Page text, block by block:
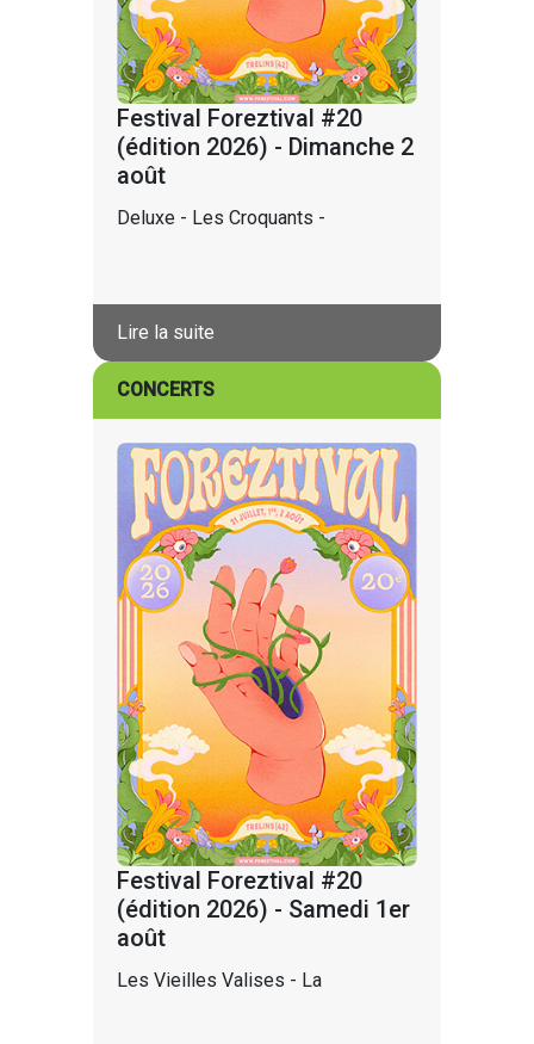
Festival Foreztival #20
(édition 2026) - Dimanche 2
août
Deluxe - Les Croquants -
Lire la suite
CONCERTS
Festival Foreztival #20
(édition 2026) - Samedi 1er
août
Les Vieilles Valises - La